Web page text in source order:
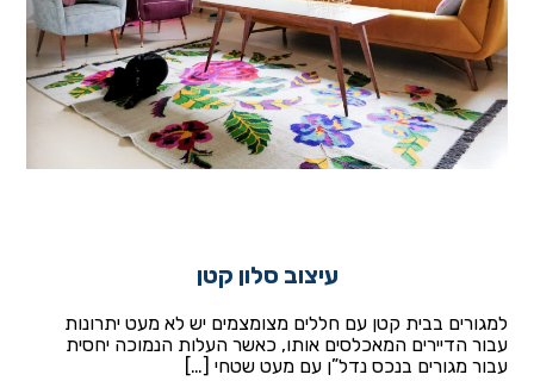
עיצוב סלון קטן
למגורים בבית קטן עם חללים מצומצמים יש לא מעט יתרונות
עבור הדיירים המאכלסים אותו, כאשר העלות הנמוכה יחסית
עבור מגורים בנכס נדל”ן עם מעט שטחי […]